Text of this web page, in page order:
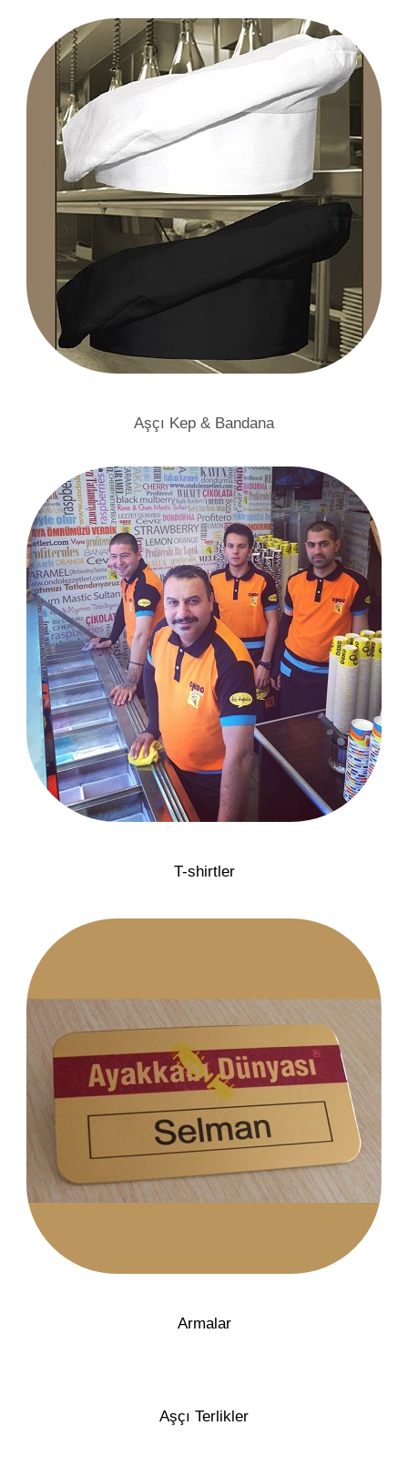
Aşçı Kep & Bandana
T-shirtler
Armalar
Aşçı Terlikler